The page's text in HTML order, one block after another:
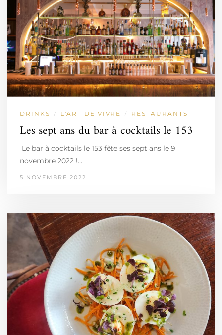
DRINKS / L'ART DE VIVRE / RESTAURANTS
Les sept ans du bar à cocktails le 153
Le bar à cocktails le 153 fête ses sept ans le 9
novembre 2022 !…
5 NOVEMBRE 2022